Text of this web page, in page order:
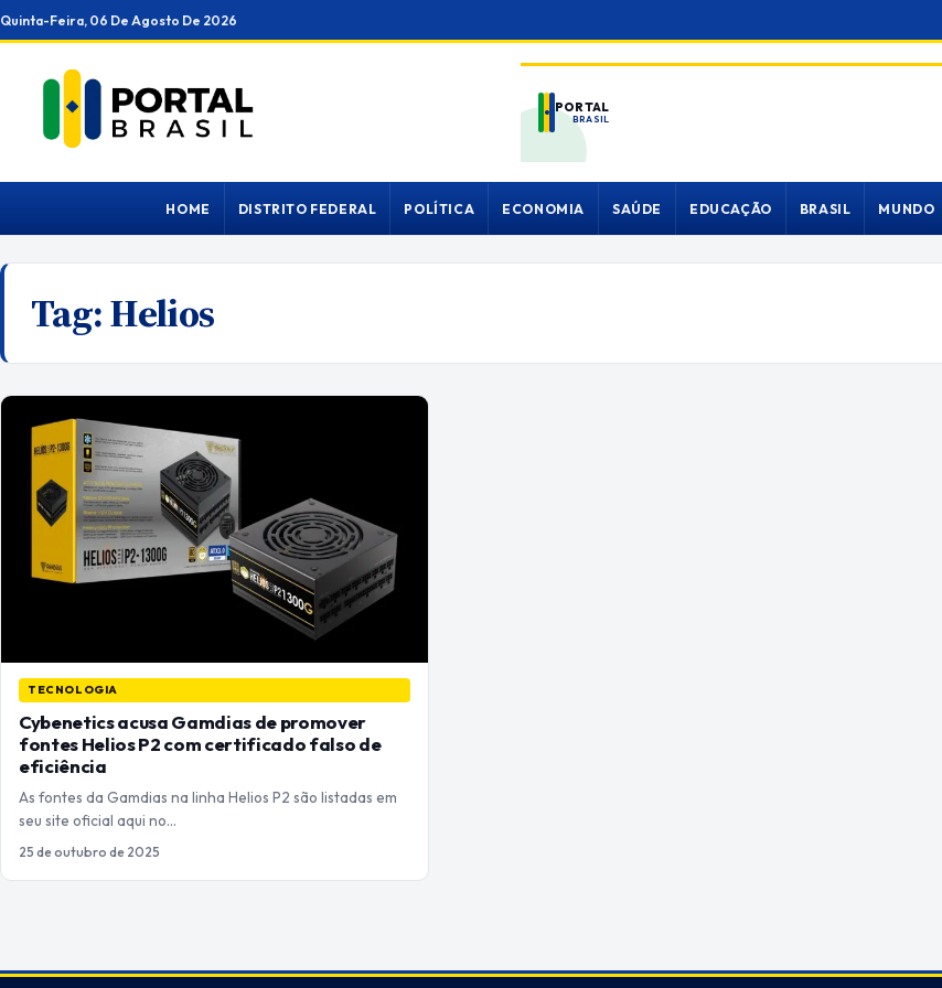
Ir
para
conteúdo
Quinta-Feira, 06 De Agosto De 2026
PORTAL
BRASIL
HOME DISTRITO FEDERAL POLÍTICA ECONOMIA SAÚDE EDUCAÇÃO BRASIL MUNDO
Tag:Helios
TECNOLOGIA
Cybenetics acusa Gamdias de promover
fontes Helios P2 com certificado falso de
eficiência
As fontes da Gamdias na linha Helios P2 são listadas em
seu site oficial aqui no…
25 de outubro de 2025